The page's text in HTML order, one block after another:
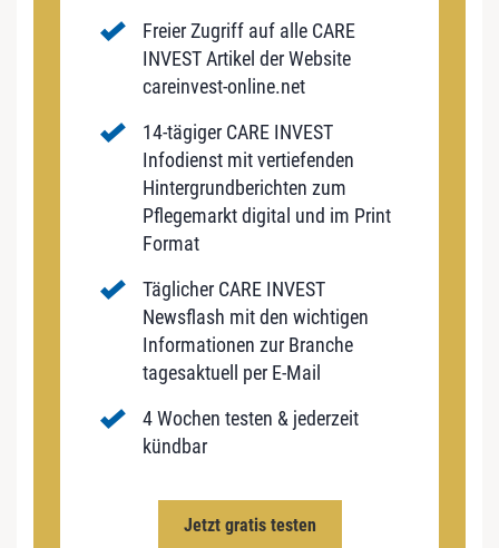
Freier Zugriff auf alle CARE
INVEST Artikel der Website
careinvest-online.net
14-tägiger CARE INVEST
Infodienst mit vertiefenden
Hintergrundberichten zum
Pflegemarkt digital und im Print
Format
Täglicher CARE INVEST
Newsflash mit den wichtigen
Informationen zur Branche
tagesaktuell per E-Mail
4 Wochen testen & jederzeit
kündbar
Jetzt gratis testen